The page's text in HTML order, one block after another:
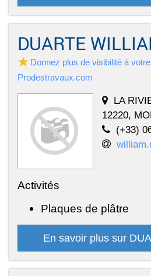
DUARTE
Donnez plus de visibilité à
Prodestravaux.com
LA
12220,
(+33)
Activités
Plaques de plâtre
En savoir plus sur